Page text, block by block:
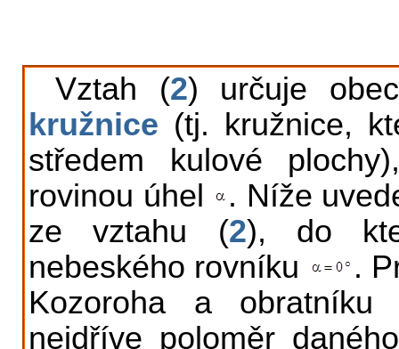
Vztah (2) určuje
kružnice (tj. kružnice,
středem kulové
rovinou úhel
. Níže
ze vztahu (2), do
nebeského rovníku
.
Kozoroha a
nejdříve poloměr